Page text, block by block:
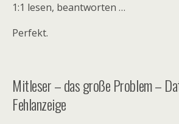
1:1 lesen, beantworten …
Perfekt.
Mitleser – das große Problem –
Fehlanzeige